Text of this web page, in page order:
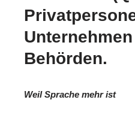
Unternehmen
Behörden.
Weil Sprache mehr ist